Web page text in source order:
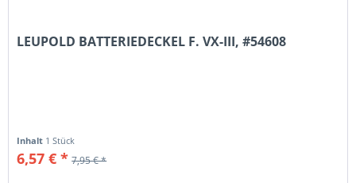
LEUPOLD BATTERIEDECKEL F. VX-III, #54608
Inhalt 1 Stück
6,57 € * 7,95 € *